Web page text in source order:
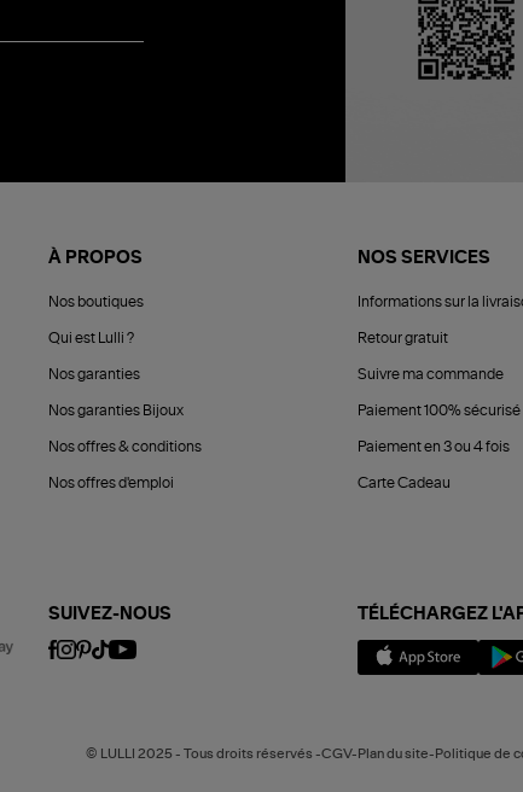
À PROPOS
Nos boutiques
Qui est Lulli ?
Nos garanties
Nos garanties Bijoux
Nos offres & conditions
Nos offres d'emploi
NOS SERVICES
Informations sur la
Retour gratuit
Suivre ma commande
Paiement 100% sécurisé
Paiement en 3 ou 4 fois
Carte Cadeau
SUIVEZ-NOUS TÉLÉCHARGEZ
© LULLI 2025 - Tous droits réservés -CGV-Plan du site-Politique de